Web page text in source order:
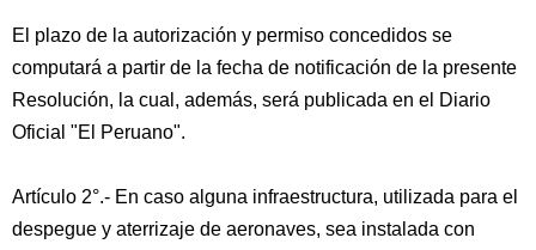
El plazo de la autorización y permiso concedidos se
computará a partir de la fecha de notificación de la presente
Resolución, la cual, además, será publicada en el Diario
Oficial "El Peruano".
Artículo 2°.- En caso alguna infraestructura, utilizada para el
despegue y aterrizaje de aeronaves, sea instalada con